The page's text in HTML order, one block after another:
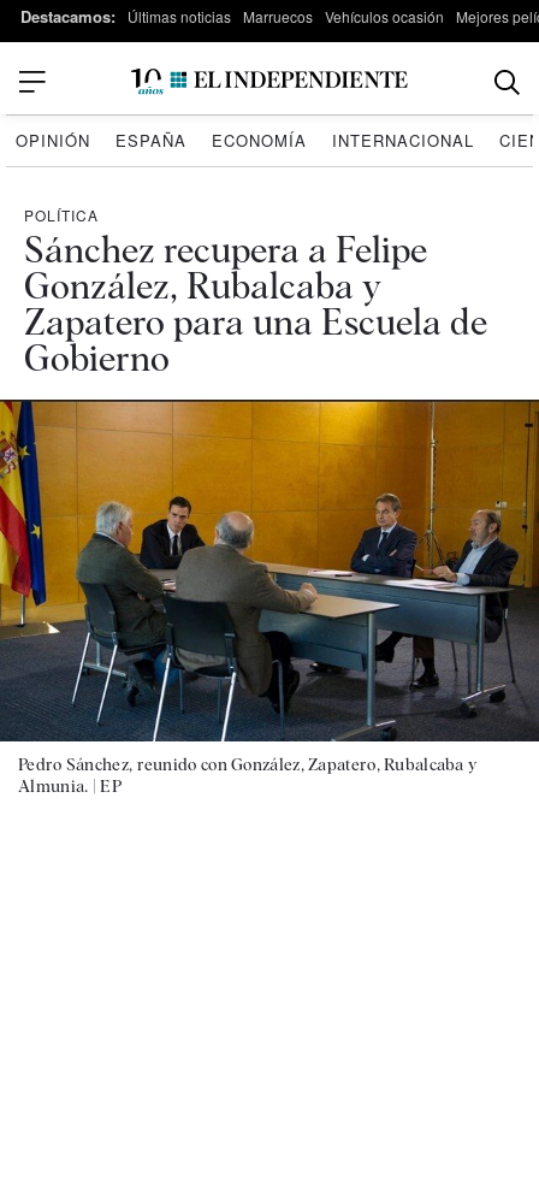
Destacamos: Últimas noticias Marruecos Vehículos ocasión Mejores
OPINIÓN ESPAÑA ECONOMÍA INTERNACIONAL
POLÍTICA
Sánchez recupera a Felipe
González, Rubalcaba y
Zapatero para una Escuela de
Gobierno
Pedro Sánchez, reunido con González, Zapatero, Rubalcaba y
Almunia. |EP